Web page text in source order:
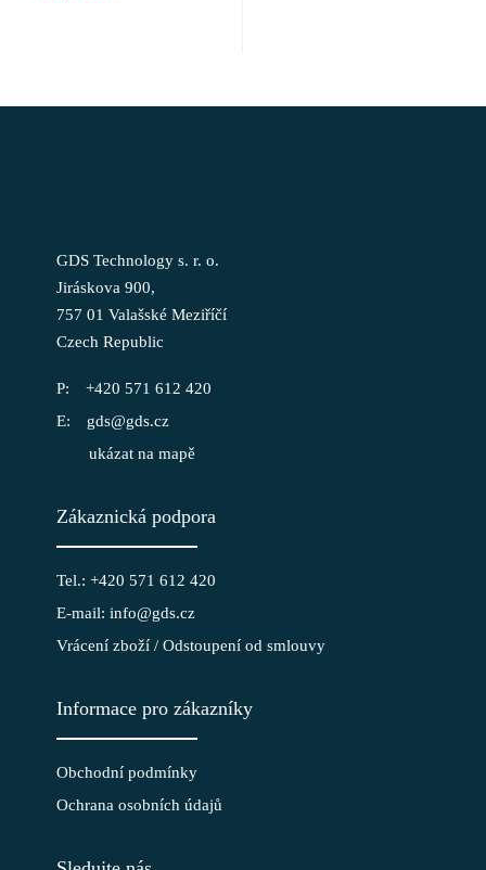
GDS Technology s. r. o.
Jiráskova 900,
757 01 Valašské Meziříčí
Czech Republic
+420 571 612 420
gds@gds.cz
ukázat na mapě
Zákaznická podpora
Tel.: +420 571 612 420
E-mail: info@gds.cz
Vrácení zboží / Odstoupení od smlouvy
Informace pro zákazníky
Obchodní podmínky
Ochrana osobních údajů